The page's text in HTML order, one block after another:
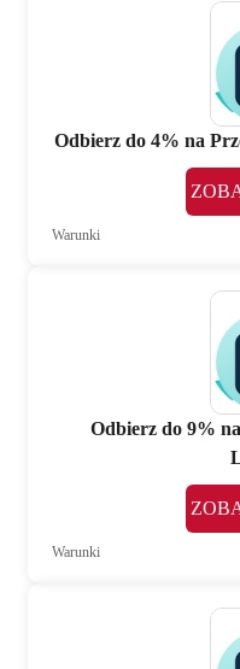
Odbierz do 4% na
Warunki
Odbierz do 9%
Warunki